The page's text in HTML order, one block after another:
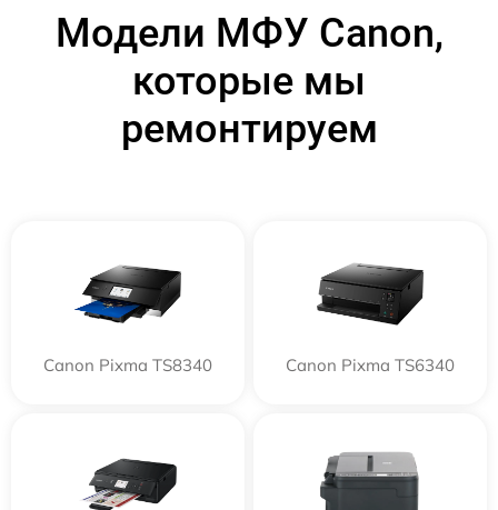
Модели МФУ Canon,
которые мы
ремонтируем
Canon Pixma TS8340 Canon Pixma TS6340